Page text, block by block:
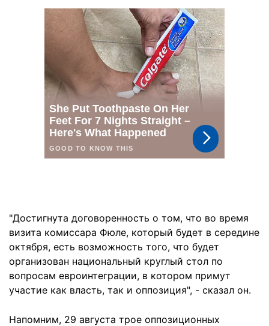
"Достигнута договоренность о том, что во время
визита комиссара Фюле, который будет в середине
октября, есть возможность того, что будет
организован национальный круглый стол по
вопросам евроинтеграции, в котором примут
участие как власть, так и оппозиция", - сказал он.
Напомним, 29 августа трое оппозиционных